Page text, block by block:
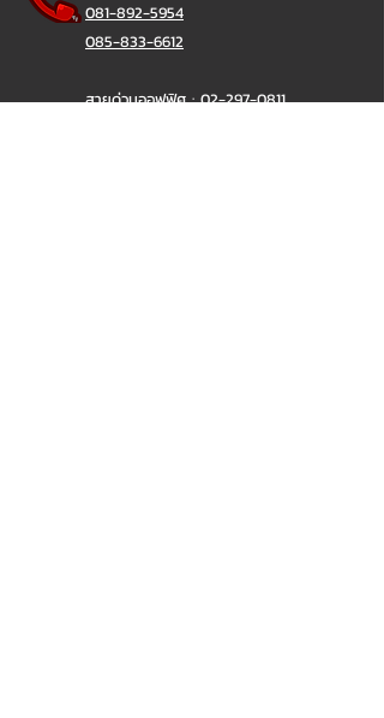
081-892-5954
085-833-6612
สายด่วนออฟฟิศ :02-297-0811